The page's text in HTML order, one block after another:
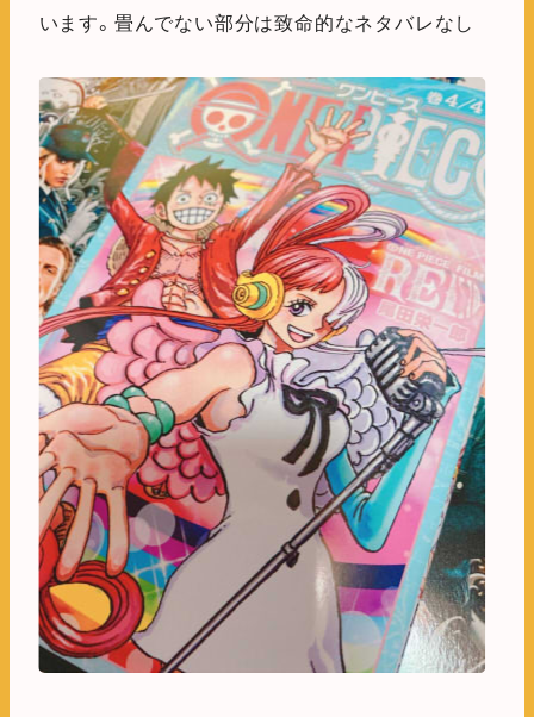
います。畳んでない部分は致命的なネタバレなし